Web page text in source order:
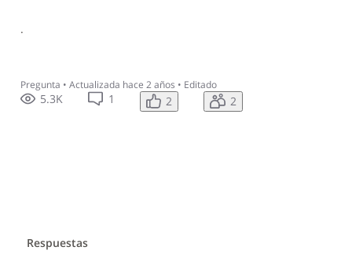
.
Pregunta • Actualizada hace 2 años • Editado
5.3K 1 2 2
Respuestas